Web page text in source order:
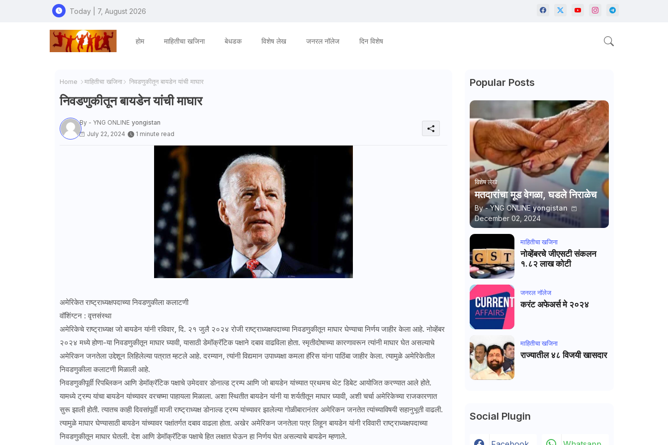
Today | 7, August 2026
होम माहितीचा खजिना बेधडक विशेष लेख जनरल नॉलेज दिन विशेष
Home माहितीचा खजिना निवडणुकीतून बायडेन यांची माघार
निवडणुकीतून बायडेन यांची माघार
By - YNG ONLINE yongistan
July 22, 2024
1 minute read
अमेरिकेत राष्ट्राध्यक्षपदाच्या निवडणुकीला कलाटणी
वॉशिंग्टन : वृत्तसंस्था
अमेरिकेचे राष्ट्राध्यक्ष जो बायडेन यांनी रविवार, दि. २१ जुलै २०२४ रोजी राष्ट्राध्यक्षपदाच्या निवडणुकीतून माघार घेण्याचा निर्णय जाहीर केला आहे. नोव्हेंबर
२०२४ मध्ये होणा-या निवडणुकीतून माघार घ्यावी, यासाठी डेमॉक्रॅटिक पक्षाने दबाव वाढविला होता. स्मृतीदोषाच्या कारणावरून त्यांनी माघार घेत असल्याचे
अमेरिकन जनतेला उद्देशून लिहिलेल्या पत्रात म्हटले आहे. दरम्यान, त्यांनी विद्यमान उपाध्यक्षा कमला हॅरिस यांना पाठिंबा जाहीर केला. त्यामुळे अमेरिकेतील
निवडणुकीला कलाटणी मिळाली आहे.
निवडणुकीपूर्वी रिपब्लिकन आणि डेमॉक्रॅटिक पक्षाचे उमेदवार डोनाल्ड ट्रम्प आणि जो बायडेन यांच्यात प्रथमच थेट डिबेट आयोजित करण्यात आले होते.
यामध्ये ट्रम्प यांचा बायडेन यांच्यावर वरचष्मा पाहायला मिळाला. अशा स्थितीत बायडेन यांनी या शर्यतीतून माघार घ्यावी, अशी चर्चा अमेरिकेच्या राजकारणात
सुरू झाली होती. त्यातच काही दिवसांपूर्वी माजी राष्ट्राध्यक्ष डोनाल्ड ट्रम्प यांच्यावर झालेल्या गोळीबारानंतर अमेरिकन जनतेत त्यांच्याविषयी सहानुभूती वाढली.
त्यामुळे माघार घेण्यासाठी बायडेन यांच्यावर पक्षांतर्गत दबाव वाढला होता. अखेर अमेरिकन जनतेला पत्र लिहून बायडेन यांनी रविवारी राष्ट्राध्यक्षपदाच्या
निवडणुकीतून माघार घेतली. देश आणि डेमॉक्रॅटिक पक्षाचे हित लक्षात घेऊन हा निर्णय घेत असल्याचे बायडेन म्हणाले.
Popular Posts
विशेष लेख
मतदारांचा मूड वेगळा, घडले निराळेच
By - YNG ONLINE yongistan
December 02, 2024
माहितीचा खजिना
नोव्हेंबरचे जीएसटी संकलन
१.८२ लाख कोटी
जनरल नाॅलेज
करंट अफेअर्स मे २०२४
माहितीचा खजिना
राज्यातील ४८ विजयी खासदार
Social Plugin